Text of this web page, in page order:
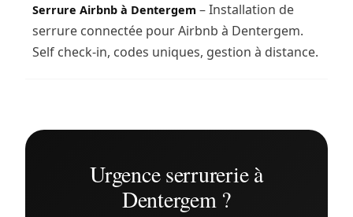
Serrure Airbnb à Dentergem – Installation de
serrure connectée pour Airbnb à Dentergem.
Self check-in, codes uniques, gestion à distance.
Urgence serrurerie à
Dentergem ?